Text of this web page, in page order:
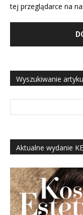
tej przeglądarce na
Wyszukiwanie
Aktualne wydanie KE